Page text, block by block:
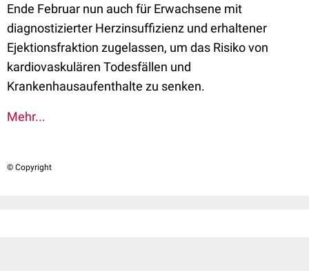
Ende Februar nun auch für Erwachsene mit
diagnostizierter Herzinsuffizienz und erhaltener
Ejektionsfraktion zugelassen, um das Risiko von
kardiovaskulären Todesfällen und
Krankenhausaufenthalte zu senken.
Mehr...
© Copyright